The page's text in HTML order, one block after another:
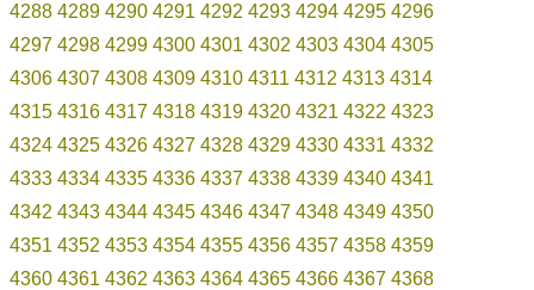
4288 4289 4290 4291 4292 4293 4294 4295 4296
4297 4298 4299 4300 4301 4302 4303 4304 4305
4306 4307 4308 4309 4310 4311 4312 4313 4314
4315 4316 4317 4318 4319 4320 4321 4322 4323
4324 4325 4326 4327 4328 4329 4330 4331 4332
4333 4334 4335 4336 4337 4338 4339 4340 4341
4342 4343 4344 4345 4346 4347 4348 4349 4350
4351 4352 4353 4354 4355 4356 4357 4358 4359
4360 4361 4362 4363 4364 4365 4366 4367 4368